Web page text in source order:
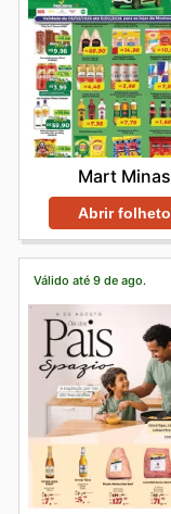
Mart Minas
Abrir folheto
Válido até 9 de ago.